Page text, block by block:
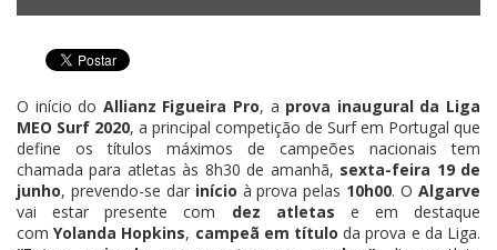
O início do Allianz Figueira Pro, a prova inaugural da Liga
MEO Surf 2020, a principal competição de Surf em Portugal que
define os títulos máximos de campeões nacionais tem
chamada para atletas às 8h30 de amanhã, sexta-feira 19 de
junho, prevendo-se dar início à prova pelas 10h00. OAlgarve
vai estar presente com dez atletas e em destaque
comYolanda Hopkins, campeã em título da prova e da Liga.